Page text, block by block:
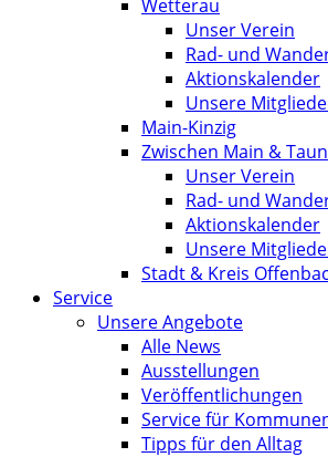
Wetterau
Unser Verein
Rad- und
Aktionskalender
Unsere
Main-Kinzig
Zwischen Main &
Unser Verein
Rad- und
Aktionskalender
Unsere
Stadt & Kreis
Service
Unsere Angebote
Alle News
Ausstellungen
Veröffentlichungen
Service für
Tipps für den Alltag